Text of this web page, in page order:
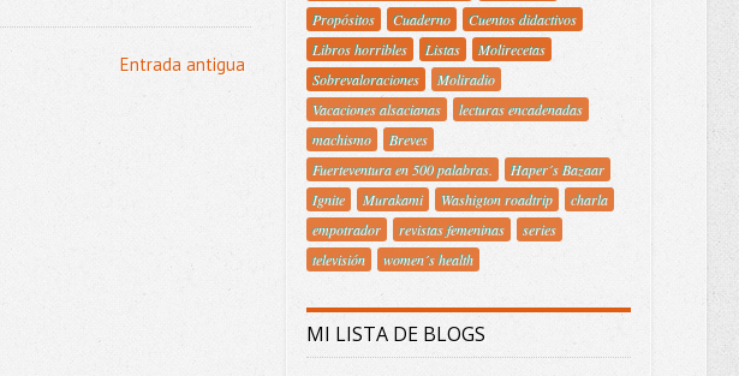
Entrada antigua
Propósitos
Cuaderno
Cuentos didactivos
Libros horribles
Listas
Molirecetas
Sobrevaloraciones
Moliradio
Vacaciones alsacianas
lecturas encadenadas
machismo
Breves
Fuerteventura en 500 palabras.
Haper´s Bazaar
Ignite
Murakami Washigton roadtrip
charla
empotrador
revistas femeninas
series
televisión
women´s health
MI LISTA DE BLOGS